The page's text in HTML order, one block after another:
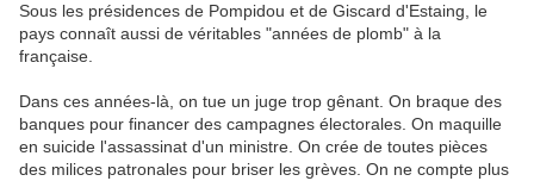
Sous les présidences de Pompidou et de Giscard d'Estaing, le
pays connaît aussi de véritables "années de plomb" à la
française.
Dans ces années-là, on tue un juge trop gênant. On braque des
banques pour financer des campagnes électorales. On maquille
en suicide l'assassinat d'un ministre. On crée de toutes pièces
des milices patronales pour briser les grèves. On ne compte plus